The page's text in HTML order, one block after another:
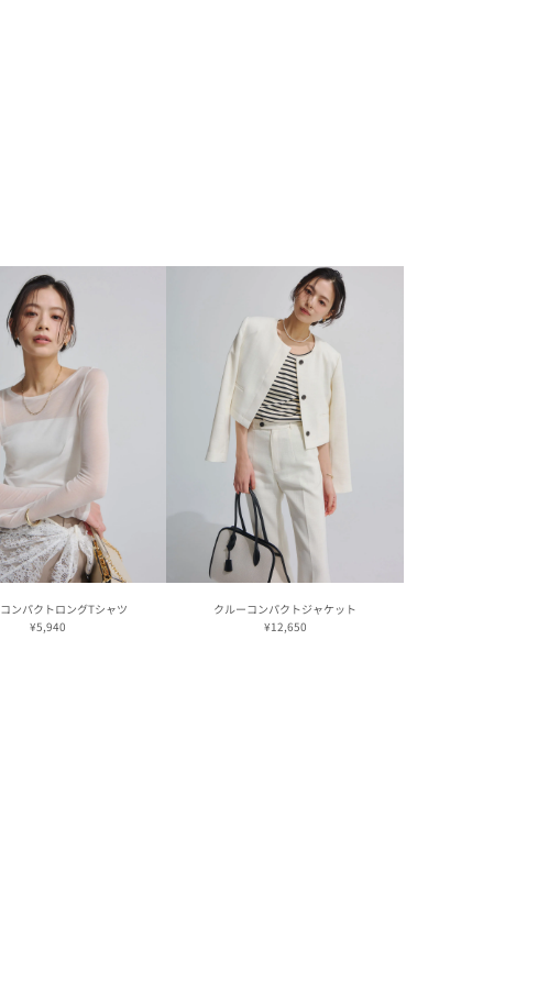
ンパクトロングTシャツ
¥5,940
クルーコンパクトジャケット
¥12,650